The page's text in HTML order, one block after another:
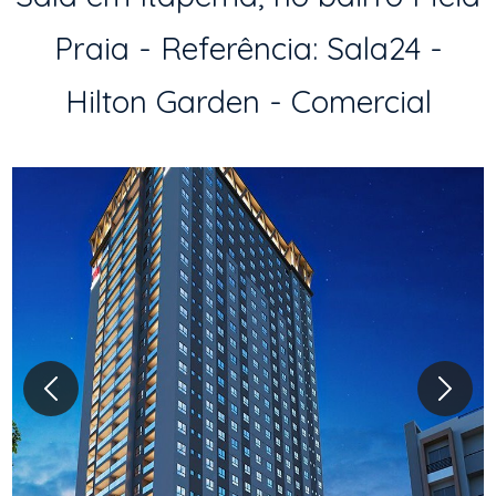
Praia - Referência: Sala24 -
Hilton Garden - Comercial